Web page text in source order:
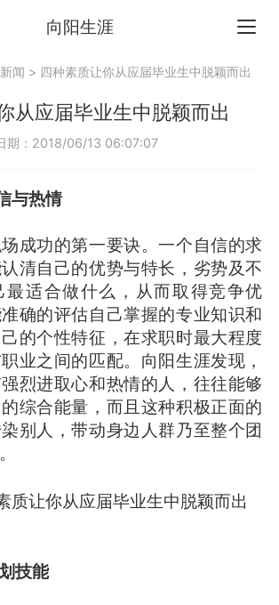
向阳生涯
新闻 > 四种素质让你从应届毕业生中脱颖而出
从应届毕业生中脱颖而出
期：2018/06/13 06:07:07
与热情
功的第一要诀。一个自信的求
清自己的优势与特长，劣势及不
最适合做什么，从而取得竞争优
确的评估自己掌握的专业知识和
的个性特征，在求职时最大程度
业之间的匹配。向阳生涯发现，
烈进取心和热情的人，往往能够
综合能量，而且这种积极正面的
别人，带动身边人群乃至整个团
技能